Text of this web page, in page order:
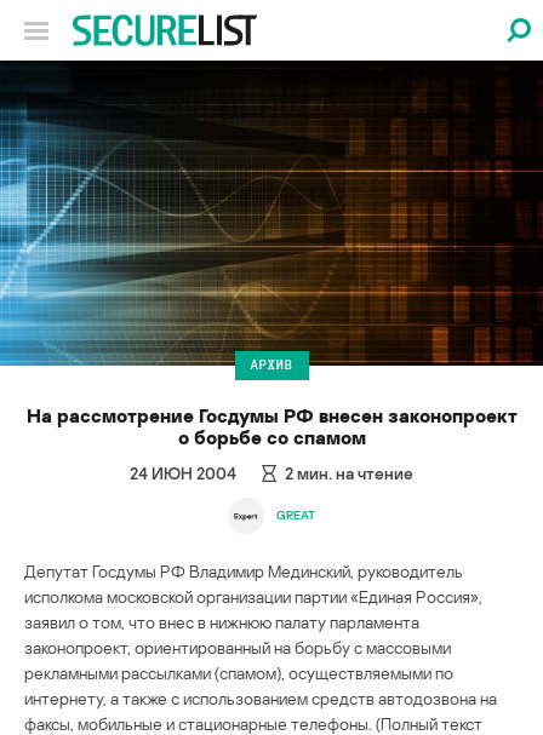
АРХИВ
На рассмотрение Госдумы РФ внесен законопроект
о борьбе со спамом
24 ИЮН 2004 2мин. на чтение
GREAT
Депутат Госдумы РФ Владимир Мединский, руководитель
исполкома московской организации партии «Единая Россия»,
заявил о том, что внес в нижнюю палату парламента
законопроект, ориентированный на борьбу с массовыми
рекламными рассылками (спамом), осуществляемыми по
интернету, а также с использованием средств автодозвона на
факсы, мобильные и стационарные телефоны. (Полный текст